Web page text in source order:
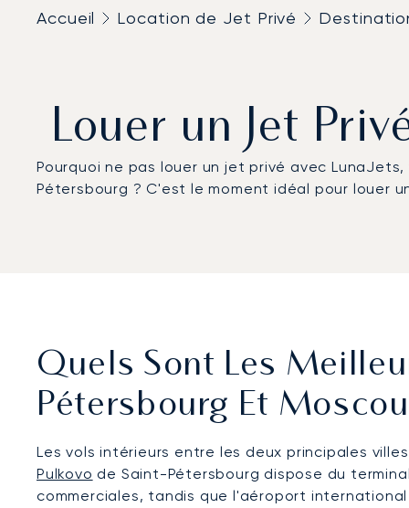
Accueil Location de Jet Privé
Louer un Jet
Pourquoi ne pas louer un jet privé avec
Pétersbourg ? C'est le moment idéal pour louer
Quels Sont Les
Pétersbourg Et
Les vols intérieurs entre les deux principales
Pulkovo de Saint-Pétersbourg dispose du
commerciales, tandis que l'aéroport